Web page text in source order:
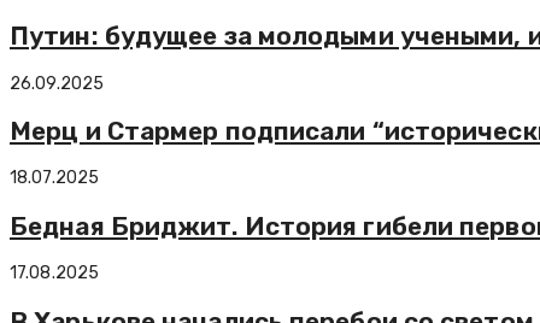
Путин: будущее за молодыми учеными,
26.09.2025
Мерц и Стармер подписали
18.07.2025
Бедная Бриджит. История гибели
17.08.2025